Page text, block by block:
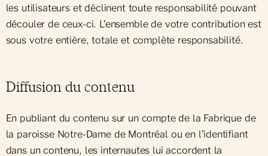
les utilisateurs et déclinent toute responsabilité pouvant
découler de ceux-ci. L’ensemble de votre contribution est
sous votre entière, totale et complète responsabilité.
Diffusion du contenu
En publiant du contenu sur un compte de la Fabrique de
la paroisse Notre-Dame de Montréal ou en l’identifiant
dans un contenu, les internautes lui accordent la